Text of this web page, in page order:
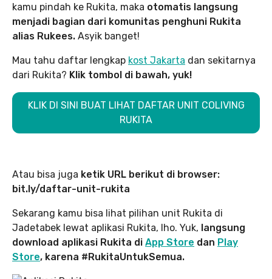
kamu pindah ke Rukita, maka otomatis langsung
menjadi bagian dari komunitas penghuni Rukita
alias Rukees. Asyik banget!
Mau tahu daftar lengkap kost Jakarta dan sekitarnya
dari Rukita? Klik tombol di bawah, yuk!
KLIK DI SINI BUAT LIHAT DAFTAR UNIT COLIVING
RUKITA
Atau bisa juga ketik URL berikut di browser:
bit.ly/daftar-unit-rukita
Sekarang kamu bisa lihat pilihan unit Rukita di
Jadetabek lewat aplikasi Rukita, lho. Yuk, langsung
download aplikasi Rukita di App Store dan Play
Store, karena #RukitaUntukSemua.